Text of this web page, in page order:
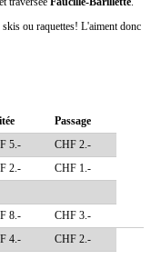
ou raquettes! L'aiment donc
Passage
5.-
CHF 2.-
2.- CHF 1.-
8.-
CHF 3.-
4.- CHF 2.-